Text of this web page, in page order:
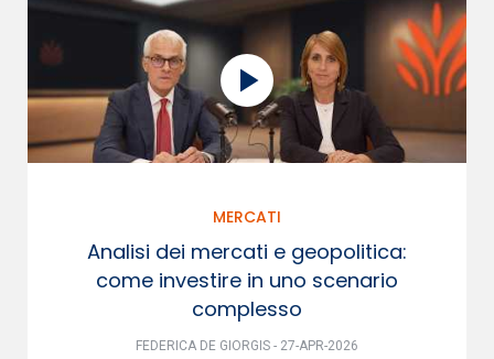
MERCATI
Analisi dei mercati e geopolitica:
come investire in uno scenario
complesso
FEDERICA DE GIORGIS - 27-APR-2026